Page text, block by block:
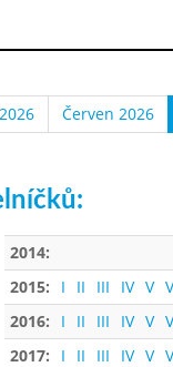
Červen 2026
2014:
2015:
I II III IV V
2016:
I II III IV V
2017:
I II III IV V